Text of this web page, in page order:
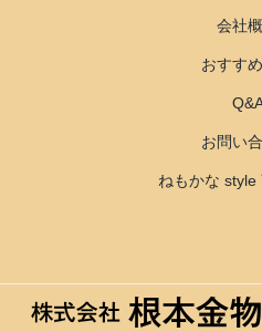
会社
おすす
お問い
ねもかな style